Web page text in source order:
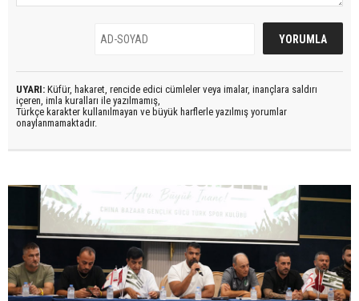
UYARI: Küfür, hakaret, rencide edici cümleler veya imalar, inançlara saldırı
içeren, imla kuralları ile yazılmamış,
Türkçe karakter kullanılmayan ve büyük harflerle yazılmış yorumlar
onaylanmamaktadır.